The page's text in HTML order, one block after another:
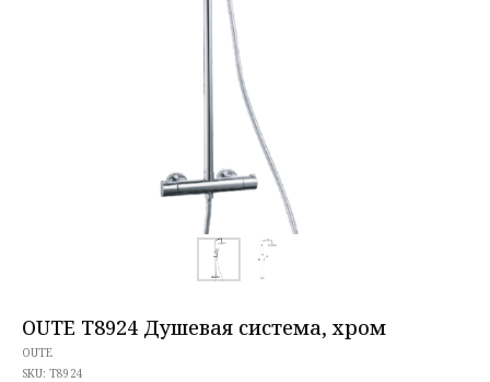
OUTE T8924 Душевая система, хром
OUTE
SKU: T8924